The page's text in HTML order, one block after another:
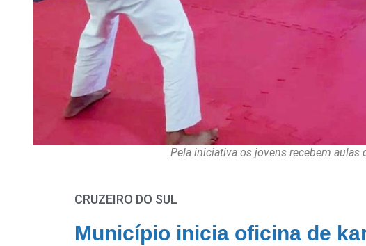
Pela iniciativa os jovens recebem aulas
CRUZEIRO DO SUL
Município inicia oficina de